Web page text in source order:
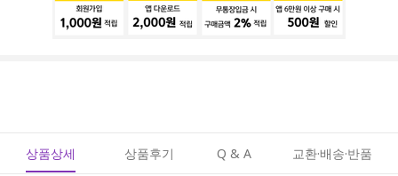
상품상세 상품후기 Q & A 교환·배송·반품